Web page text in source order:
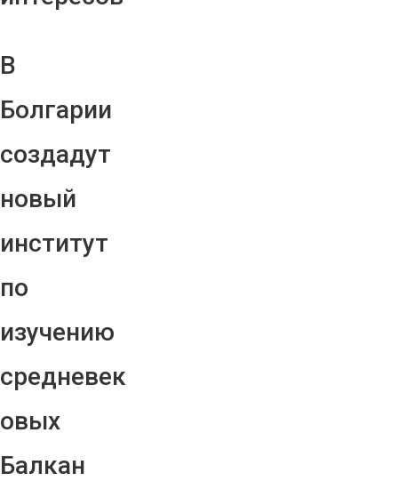
В
Болгарии
создадут
новый
институт
по
изучению
средневек
овых
Балкан